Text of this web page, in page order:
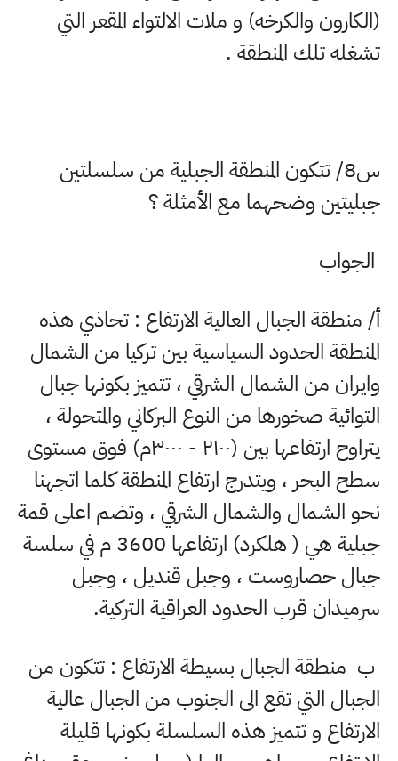
(الكارون والكرخه) و ملات الالتواء المقعر التي
تشغله تلك المنطقة .
س8/ تتكون المنطقة الجبلية من سلسلتين
جبليتين وضحهما مع الأمثلة ؟
الجواب
أ/ منطقة الجبال العالية الارتفاع : تحاذي هذه
المنطقة الحدود السياسية بين تركيا من الشمال
وایران من الشمال الشرقي ، تتميز بكونها جبال
التوائية صخورها من النوع البركاني والمتحولة ،
يتراوح ارتفاعها بين (۲۱۰۰ - ۳۰۰۰
م) فوق مستوى
سطح البحر ، ويتدرج ارتفاع المنطقة كلما اتجهنا
نحو الشمال والشمال الشرقي ، وتضم اعلى قمة
جبلية هي ( هلكرد) ارتفاعها 3600م في سلسة
جبال حصاروست ، وجبل قنديل ، وجبل
سرمیدان قرب الحدود العراقية التركية.
ب منطقة الجبال بسيطة الارتفاع : تتكون من
الجبال التي تقع الى الجنوب من الجبال عالية
الارتفاع و تتميز هذه السلسلة بكونها قليلة